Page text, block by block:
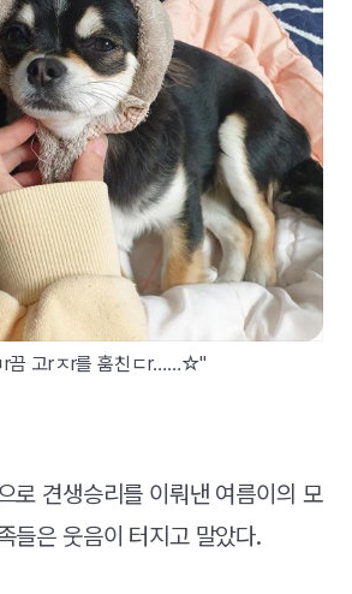
r끔 고rㅈr를 훔친ㄷr……☆"
로 견생승리를 이뤄낸 여름이의 모
들은 웃음이 터지고 말았다.